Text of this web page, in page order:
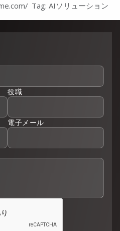
Tag: AIソリューション
役職
電子メール